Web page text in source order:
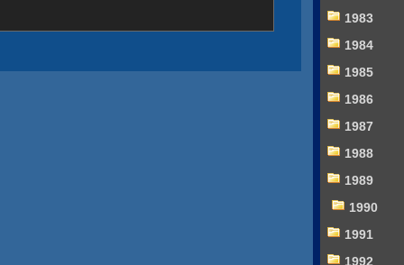
1983
1984
1985
1986
1987
1988
1989
1990
1991
1992